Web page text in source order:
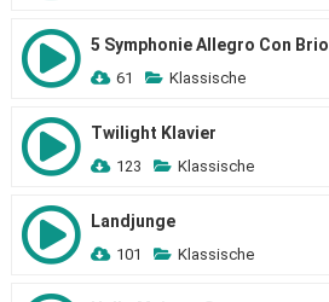
5 Symphonie Allegro Con Brio
61 Klassische
Twilight Klavier
123 Klassische
Landjunge
101 Klassische